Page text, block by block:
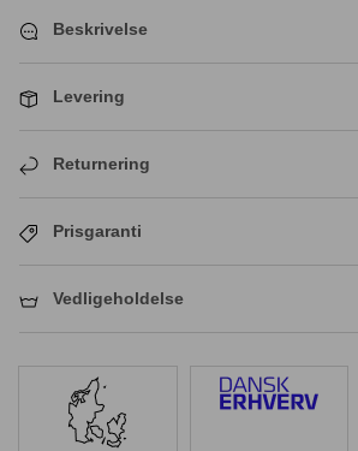
Beskrivelse
Levering
Returnering
Prisgaranti
Vedligeholdelse